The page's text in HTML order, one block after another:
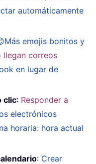
automáticamente
emojis bonitos y
llegan correos
en lugar de
clic: Responder a
electrónicos
horaria: hora actual
: Crear